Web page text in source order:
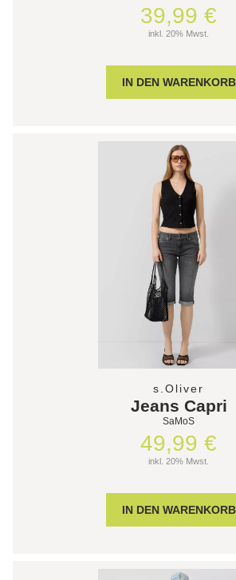
39,99 €
inkl. 20% Mwst.
s.Oliver
Jeans Capri
SaMoS
49,99 €
inkl. 20% Mwst.